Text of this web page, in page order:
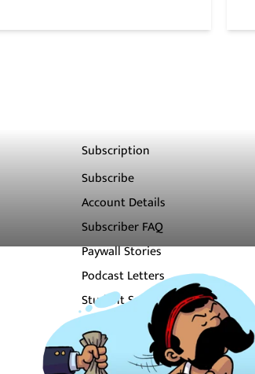
Subscription
Subscribe
Account Details
Subscriber FAQ
Paywall Stories
Podcast Letters
Student Subscription
Newsletters